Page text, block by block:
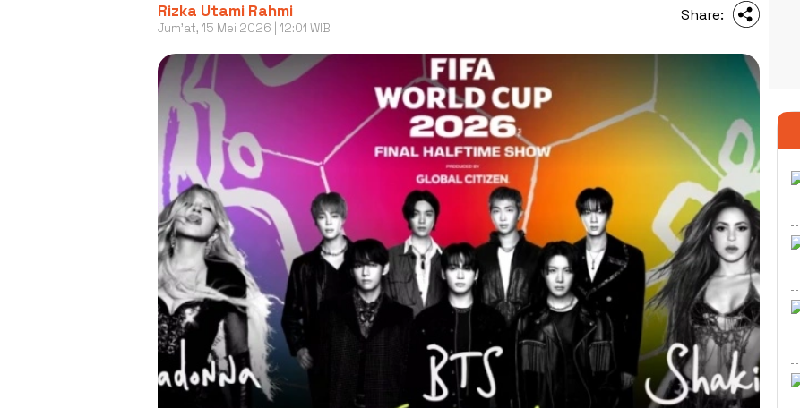
Rizka Utami Rahmi
Jum'at, 15 Mei 2026 | 12:01 WIB
Share: